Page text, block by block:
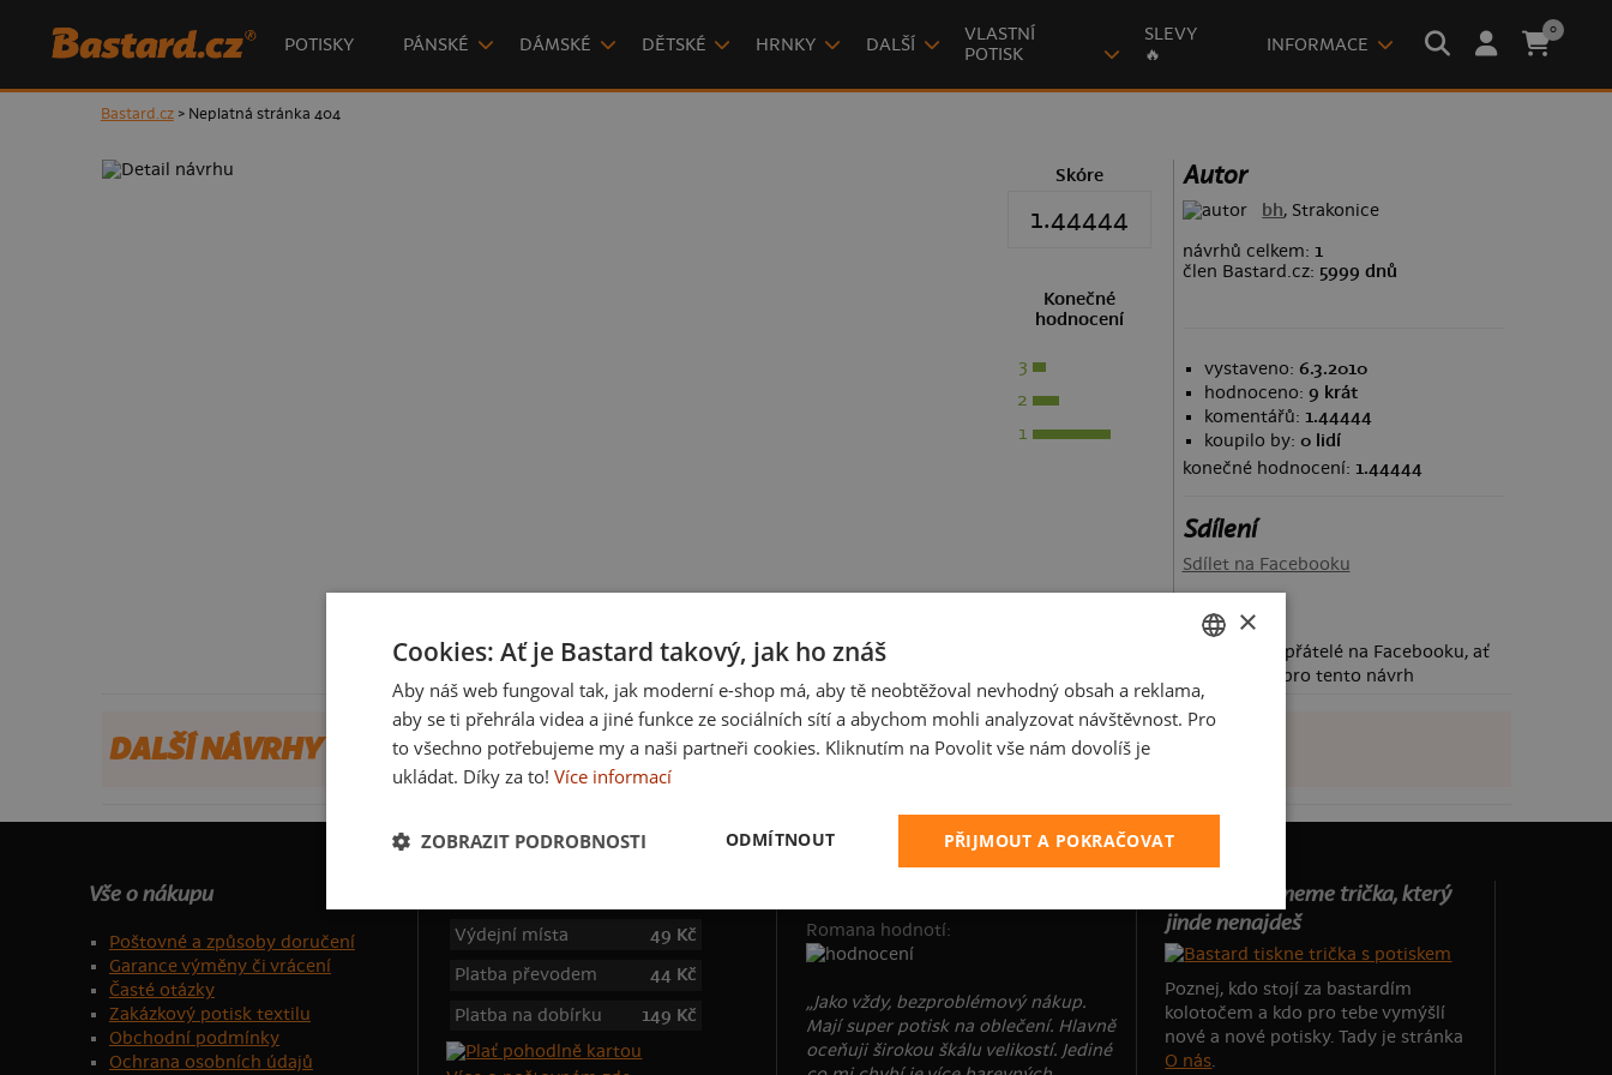
POTISKY PÁNSKÉ DÁMSKÉ DĚTSKÉ HRNKY DALŠÍ
VLASTNÍ
POTISK
SLEVY
🔥
INFORMACE
0
Bastard.cz> Neplatná stránka 404
Skóre
1.44444
Konečné
hodnocení
3
2
1
Autor
bh, Strakonice
návrhů celkem: 1
člen Bastard.cz: 5999 dnů
vystaveno: 6.3.2010
hodnoceno: 9 krát
komentářů: 1.44444
koupilo by: 0 lidí
konečné hodnocení: 1.44444
Sdílení
Sdílet na Facebooku
Požádej své přátelé na Facebooku, ať
taky hlasují pro tento návrh
DALŠÍ NÁVRHY OD BH
Vše o nákupu
Poštovné a způsoby doručení
Garance výměny či vrácení
Časté otázky
Zakázkový potisk textilu
Obchodní podmínky
Ochrana osobních údajů
Výdejní místa
49 Kč
Platba převodem
44 Kč
Platba na dobírku
149 Kč
Romana hodnotí:
„Jako vždy, bezproblémový nákup.
Mají super potisk na oblečení. Hlavně
oceňuji širokou škálu velikostí. Jediné
Už 19 let tiskneme trička, který
jinde nenajdeš
Poznej, kdo stojí za bastardím
kolotočem a kdo pro tebe vymýšlí
nové a nové potisky. Tady je stránka
O nás.
CZECH
SLOVAK
×
Cookies: Ať je Bastard takový, jak ho znáš
Aby náš web fungoval tak, jak moderní e-shop má, aby tě neobtěžoval nevhodný obsah a reklama,
aby se ti přehrála videa a jiné funkce ze sociálních sítí a abychom mohli analyzovat návštěvnost. Pro
to všechno potřebujeme my a naši partneři cookies. Kliknutím na Povolit vše nám dovolíš je
ukládat. Díky za to! Více informací
PŘIJMOUT A POKRAČOVAT
ODMÍTNOUT
ZOBRAZIT PODROBNOSTI